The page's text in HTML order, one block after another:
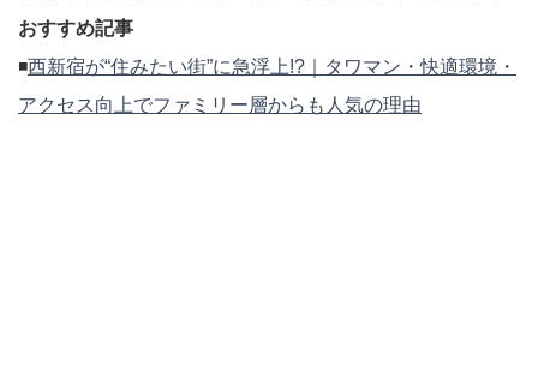
おすすめ記事
◾️西新宿が“住みたい街”に急浮上!?｜タワマン・快適環境・
アクセス向上でファミリー層からも人気の理由